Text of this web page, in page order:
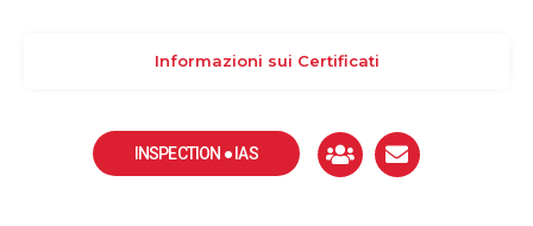
Informazioni sui Certificati
INSPECTION ● IAS